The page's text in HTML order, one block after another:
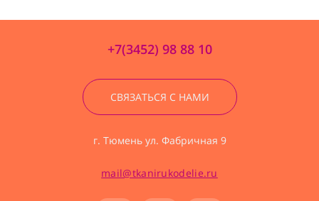
+7(3452) 98 88 10
СВЯЗАТЬСЯ С НАМИ
г. Тюмень ул. Фабричная 9
mail@tkanirukodelie.ru